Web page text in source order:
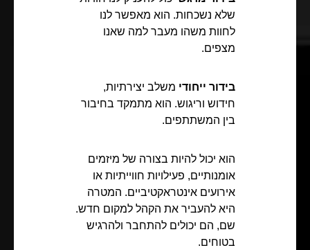
שלא נשכחות. הוא מאפשר לנו
לחוות משהו מעבר למה שאנו
מצפים.
בידור ייחודי משלב יצירתיות,
חידוש וריגוש. הוא מתמקד בחיבור
בין המשתתפים.
הוא יכול להיות בצורה של מיזמים
אומנותיים, פעילויות חווייתיות או
אירועים אינטראקטיביים. המטרה
היא להעביר את הקהל למקום חדש.
שם, הם יכולים להתחבר ולהרגיש
בטוחים.